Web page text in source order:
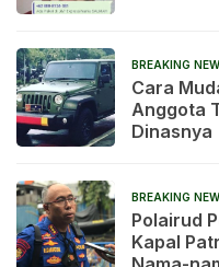
BREAKING
Cara
Anggota
Dinasnya
BREAKING
Polairud
Kapal